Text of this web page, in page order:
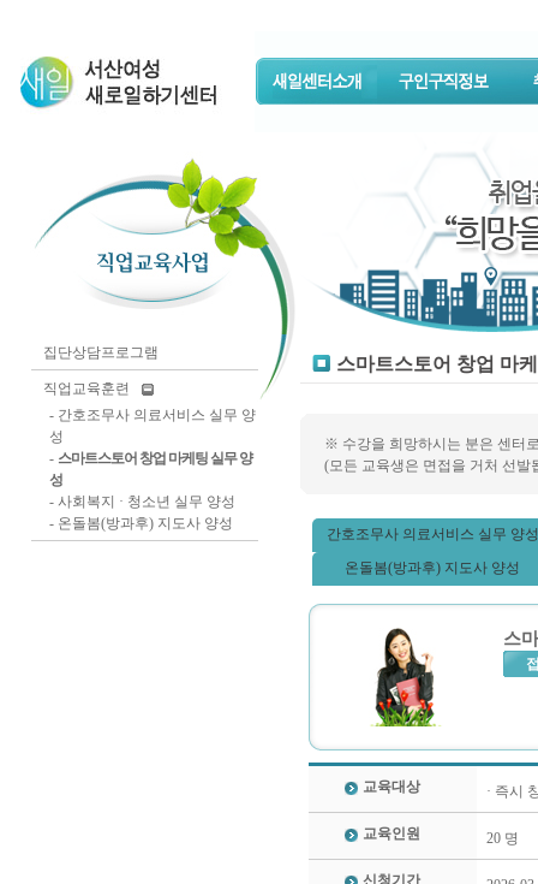
집단상담프로그램
직업교육훈련
- 간호조무사 의료서비스 실무 양
성
- 스마트스토어 창업 마케팅 실무 양
성
- 사회복지 · 청소년 실무 양성
- 온돌봄(방과후) 지도사 양성
스마트스토어 창업 마
※ 수강을 희망하시는 분은 센터
(모든 교육생은 면접을 거처 선발
간호조무사 의료서비스 실무 양성
온돌봄(방과후) 지도사 양성
스
교육대상 · 즉시
교육인원 20 명
신청기간